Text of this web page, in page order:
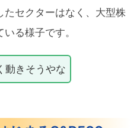
セクターはなく、大型株
る様子です。
動きそうやな